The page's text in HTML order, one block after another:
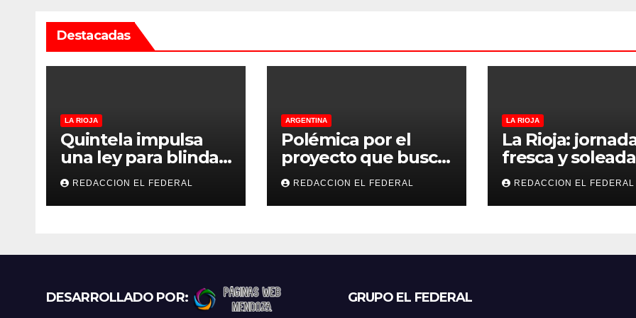
a
d
s
Destacadas
LA RIOJA
Quintela impulsa
una ley para blindar
las tierras rurales de
La Rioja: cuáles son
los principales
REDACCION EL FEDERAL
ARGENTINA
Polémica por el
proyecto que busca
regular criaderos y
refugios de perros y
gatos: denuncian
REDACCION EL FEDERAL
LA RIOJA
La Rioja:
fresca y soleada
este jueves, con
temperaturas
estables para el
REDACCION EL FEDERAL
DESARROLLADO POR: GRUPO EL FEDERAL